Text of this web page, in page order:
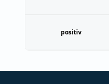
positiv